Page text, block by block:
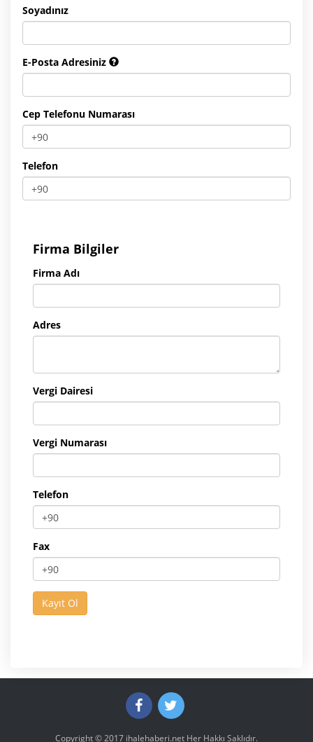
Soyadınız
E-Posta Adresiniz
Cep Telefonu Numarası
Telefon
Firma Bilgiler
Firma Adı
Adres
Vergi Dairesi
Vergi Numarası
Telefon
Fax
Copyright © 2017 ihalehaberi.net Her Hakkı Saklıdır.